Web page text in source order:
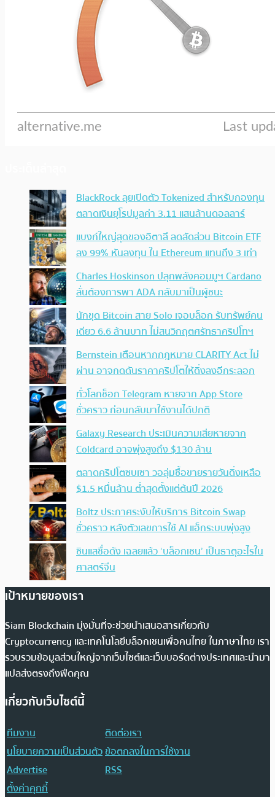
BlackRock ลุยเปิดตัว Tokenized สำหรับกองทุน
ตลาดเงินยุโรปมูลค่า 3.11 แสนล้านดอลลาร์
แบงก์ใหญ่สุดของอิตาลี ลดสัดส่วน Bitcoin ETF
ลง 99% หันลงทุน ใน Ethereum แทนถึง 3 เท่า
Charles Hoskinson ปลุกพลังคอมมูฯ Cardano
ลั่นต้องการพา ADA กลับมาเป็นผู้ชนะ
นักขุด Bitcoin สาย Solo เจอบล็อก รับทรัพย์คน
เดียว 6.6 ล้านบาท ไม่สนวิกฤตศรัทธาคริปโทฯ
Bernstein เตือนหากกฎหมาย CLARITY Act ไม่
ผ่าน อาจกดดันราคาคริปโตให้ดิ่งลงอีกระลอก
ทั่วโลกช็อก Telegram หายจาก App Store
ชั่วคราว ก่อนกลับมาใช้งานได้ปกติ
Galaxy Research ประเมินความเสียหายจาก
Coldcard อาจพุ่งสูงถึง $130 ล้าน
ตลาดคริปโตซบเซา วอลุ่มซื้อขายรายวันดิ่งเหลือ
$1.5 หมื่นล้าน ต่ำสุดตั้งแต่ต้นปี 2026
Boltz ประกาศระงับให้บริการ Bitcoin Swap
ชั่วคราว หลังตัวเลขการใช้ AI แฮ็กระบบพุ่งสูง
ซินแสชื่อดัง เฉลยแล้ว ‘บล็อกเชน’ เป็นธาตุอะไรใน
ศาสตร์จีน
เป้าหมายของเรา
Siam Blockchain มุ่งมั่นที่จะช่วยนำเสนอสารเกี่ยวกับ
Cryptocurrency และเทคโนโลยีบล็อกเชนเพื่อคนไทย ในภาษาไทย เรา
รวบรวมข้อมูลส่วนใหญ่จากเว็บไซต์และเว็บบอร์ดต่างประเทศและนำมา
แปลส่งตรงถึงฟีดคุณ
เกี่ยวกับเว็บไซต์นี้
ทีมงาน
ติดต่อเรา
นโยบายความเป็นส่วนตัวข้อตกลงในการใช้งาน
Advertise
RSS
ตั้งค่าคุกกี้